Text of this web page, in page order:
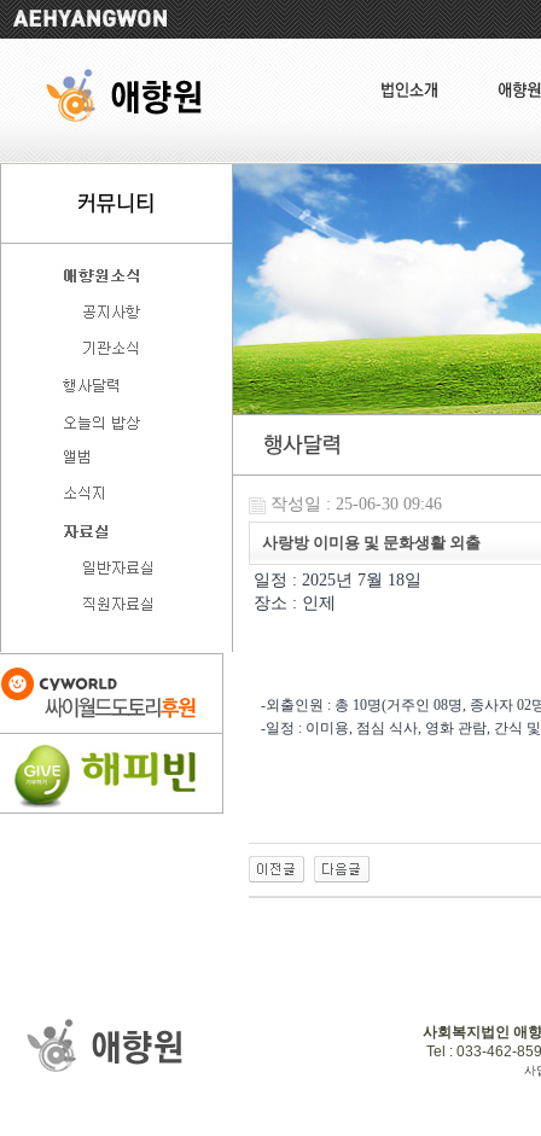
작성일 : 25-06-30 09:46
사랑방 이미용 및 문화생활 외출
일정 : 2025년 7월 18일
장소 : 인제
-외출인원 : 총 10명(거주인 08명, 종사자 02
-일정 : 이미용, 점심 식사, 영화 관람, 간식
사회복지법인 애
Tel : 033-462-
사